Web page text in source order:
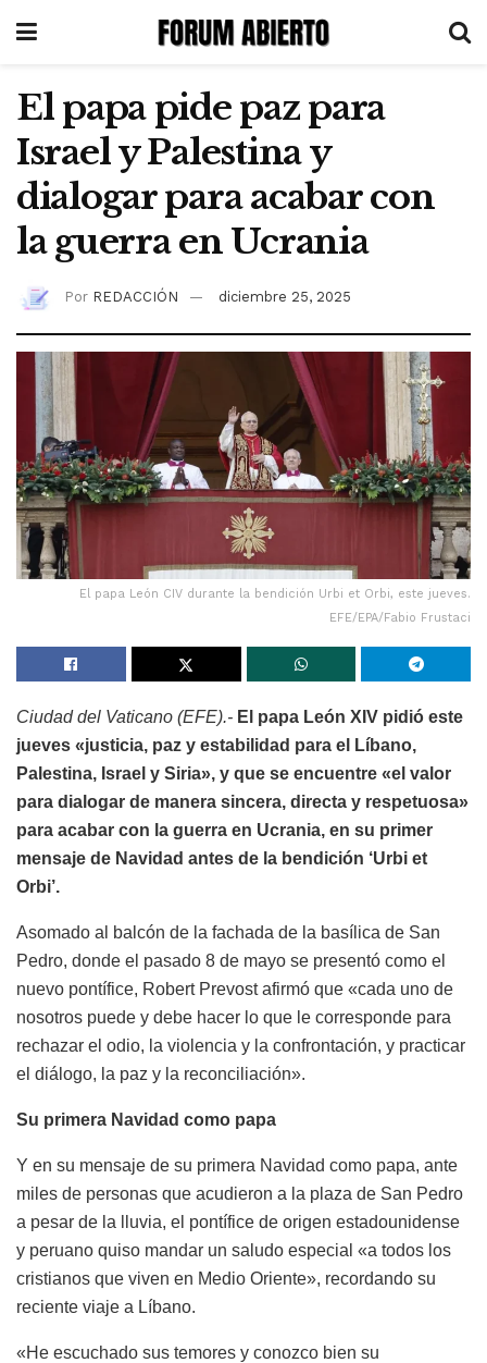
El papa pide paz para
Israel y Palestina y
dialogar para acabar con
la guerra en Ucrania
Por REDACCIÓN diciembre 25, 2025
El papa León CIV durante la bendición Urbi et Orbi, este jueves.
EFE/EPA/Fabio Frustaci
Ciudad del Vaticano (EFE).- El papa León XIV pidió este
jueves «justicia, paz y estabilidad para el Líbano,
Palestina, Israel y Siria», y que se encuentre «el valor
para dialogar de manera sincera, directa y respetuosa»
para acabar con la guerra en Ucrania, en su primer
mensaje de Navidad antes de la bendición ‘Urbi et
Orbi’.
Asomado al balcón de la fachada de la basílica de San
Pedro, donde el pasado 8 de mayo se presentó como el
nuevo pontífice, Robert Prevost afirmó que «cada uno de
nosotros puede y debe hacer lo que le corresponde para
rechazar el odio, la violencia y la confrontación, y practicar
el diálogo, la paz y la reconciliación».
Su primera Navidad como papa
Y en su mensaje de su primera Navidad como papa, ante
miles de personas que acudieron a la plaza de San Pedro
a pesar de la lluvia, el pontífice de origen estadounidense
y peruano quiso mandar un saludo especial «a todos los
cristianos que viven en Medio Oriente», recordando su
reciente viaje a Líbano.
«He escuchado sus temores y conozco bien su